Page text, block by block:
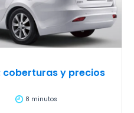
coberturas y precios
8 minutos